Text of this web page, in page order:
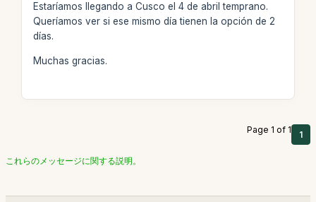
Estaríamos llegando a Cusco el 4 de abril temprano.
Queríamos ver si ese mismo día tienen la opción de 2
días.
Muchas gracias.
Page 1 of 1 1
これらのメッセージに関する説明。